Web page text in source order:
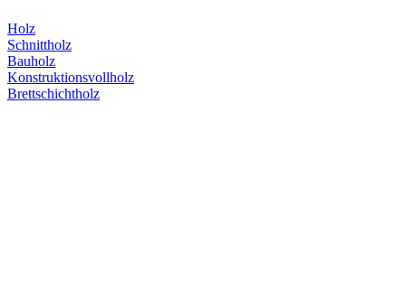
Holz
Schnittholz
Bauholz
Konstruktionsvollholz
Brettschichtholz